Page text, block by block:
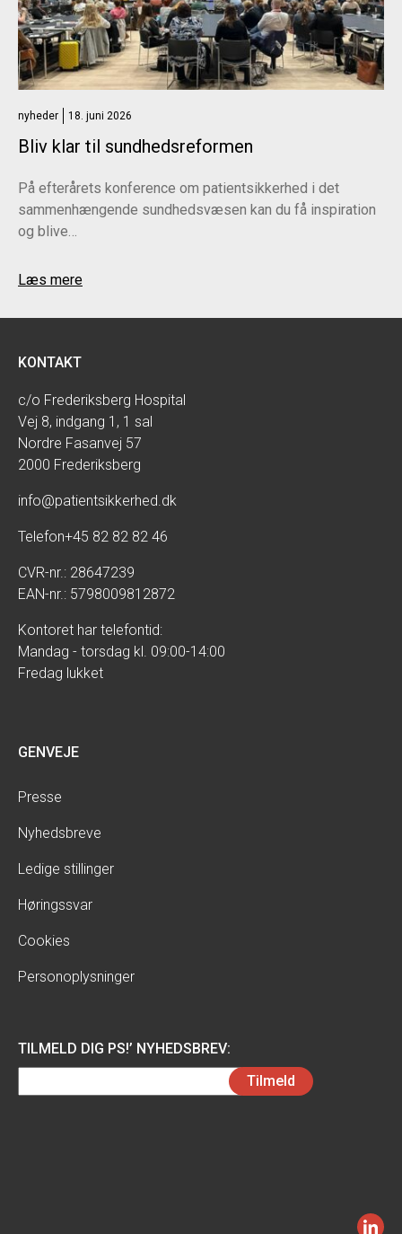
nyheder 18. juni 2026
Bliv klar til sundhedsreformen
På efterårets konference om patientsikkerhed i det
sammenhængende sundhedsvæsen kan du få inspiration
og blive…
Læs mere
KONTAKT
c/o Frederiksberg Hospital
Vej 8, indgang 1, 1 sal
Nordre Fasanvej 57
2000 Frederiksberg
info@patientsikkerhed.dk
Telefon+45 82 82 82 46
CVR-nr.: 28647239
EAN-nr.: 5798009812872
Kontoret har telefontid:
Mandag - torsdag kl. 09:00-14:00
Fredag lukket
GENVEJE
Presse
Nyhedsbreve
Ledige stillinger
Høringssvar
Cookies
Personoplysninger
TILMELD DIG PS!’ NYHEDSBREV:
(Påkrævet)
Tilmeld